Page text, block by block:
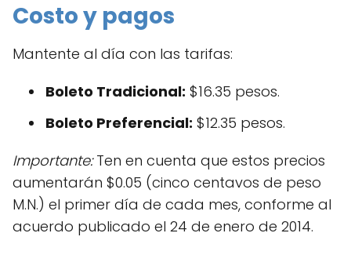
Costo y pagos
Mantente al día con las tarifas:
Boleto Tradicional: $16.35 pesos.
Boleto Preferencial: $12.35 pesos.
Importante:Ten en cuenta que estos precios
aumentarán $0.05 (cinco centavos de peso
M.N.) el primer día de cada mes, conforme al
acuerdo publicado el 24 de enero de 2014.